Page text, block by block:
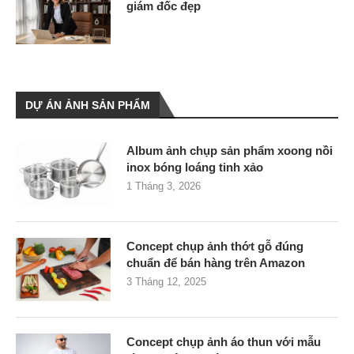
giám đốc đẹp
DỰ ÁN ẢNH SẢN PHẨM
Album ảnh chụp sản phẩm xoong nồi
inox bóng loáng tinh xảo
1 Tháng 3, 2026
Concept chụp ảnh thớt gỗ đúng
chuẩn để bán hàng trên Amazon
3 Tháng 12, 2025
Concept chụp ảnh áo thun với mẫu